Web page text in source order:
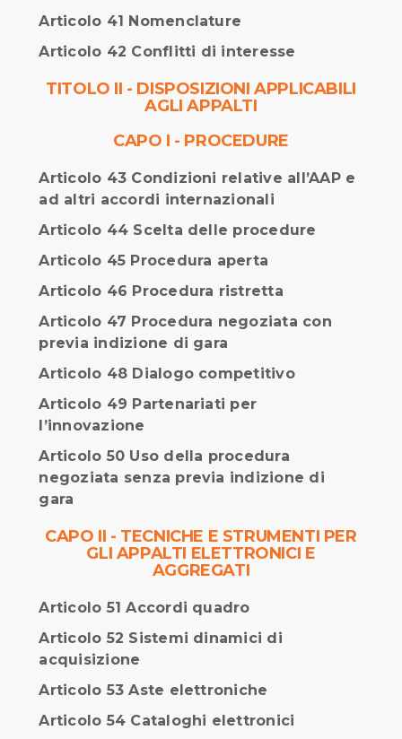
Articolo 41 Nomenclature
Articolo 42 Conflitti di interesse
TITOLO II - DISPOSIZIONI APPLICABILI
AGLI APPALTI
CAPO I - PROCEDURE
Articolo 43 Condizioni relative all’AAP e
ad altri accordi internazionali
Articolo 44 Scelta delle procedure
Articolo 45 Procedura aperta
Articolo 46 Procedura ristretta
Articolo 47 Procedura negoziata con
previa indizione di gara
Articolo 48 Dialogo competitivo
Articolo 49 Partenariati per
l’innovazione
Articolo 50 Uso della procedura
negoziata senza previa indizione di
gara
CAPO II - TECNICHE E STRUMENTI PER
GLI APPALTI ELETTRONICI E
AGGREGATI
Articolo 51 Accordi quadro
Articolo 52 Sistemi dinamici di
acquisizione
Articolo 53 Aste elettroniche
Articolo 54 Cataloghi elettronici